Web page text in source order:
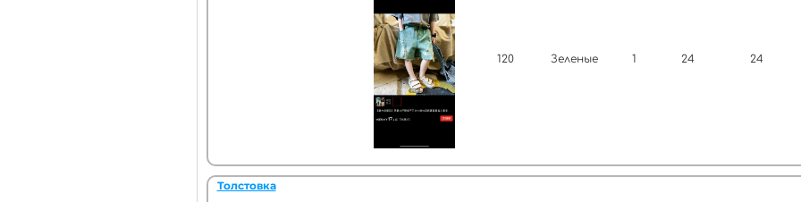
120 Зеленые 1 24 24
Толстовка